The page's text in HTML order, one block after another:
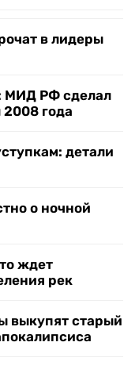
в лидеры
МИД РФ сделал
года
детали
о ночной
ждет
рек
выкупят старый